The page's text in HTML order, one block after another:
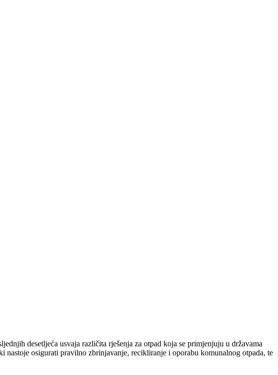
desetljeća usvaja različita rješenja za otpad koja se primjenjuju u državama
osigurati pravilno zbrinjavanje, recikliranje i oporabu komunalnog otpada, te